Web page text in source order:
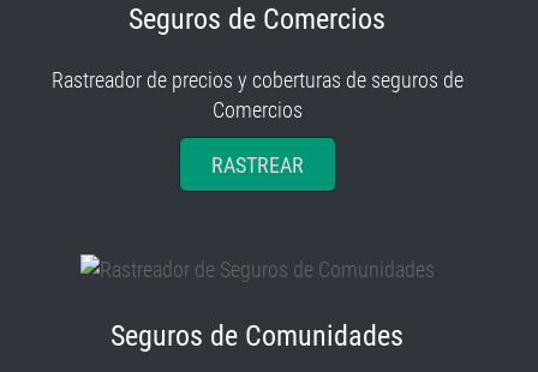
Seguros de Comercios
Rastreador de precios y coberturas de seguros de
Comercios
RASTREAR
Seguros de Comunidades